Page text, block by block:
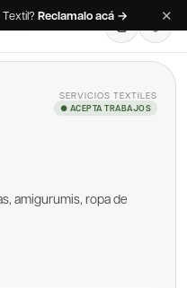
Reclamalo acá → ✕
SERVICIOS TEXTILES
● ACEPTA TRABAJOS
amigurumis, ropa de